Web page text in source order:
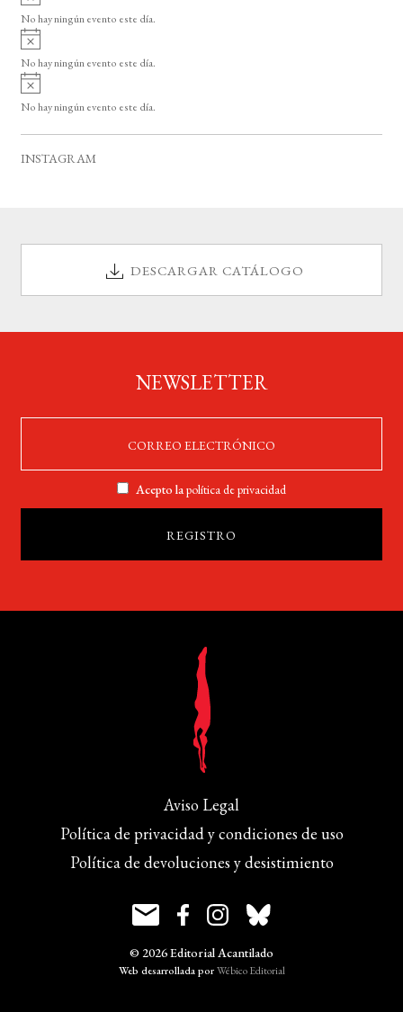
o
v
i
o
No hay ningún evento este día.
A
v
i
o
No hay ningún evento este día.
A
v
i
s
No hay ningún evento este día.
INSTAGRAM
DESCARGAR CATÁLOGO
NEWSLETTER
Acepto lapolítica de privacidad
Aviso Legal
Política de privacidad y condiciones de uso
Política de devoluciones y desistimiento
© 2026 Editorial Acantilado
Web desarrollada porWébico Editorial